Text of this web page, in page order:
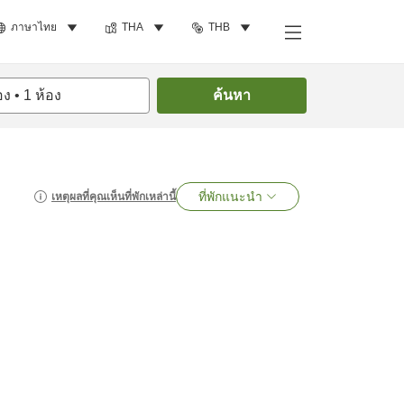
ภาษาไทย THA THB
• 1 ห้อง ค้นหา
เหตุผลที่คุณเห็นที่พักเหล่านี้ ที่พักแนะนำ